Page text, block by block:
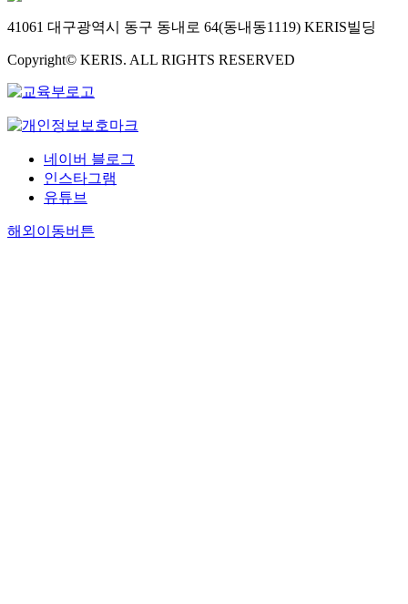
41061 대구광역시 동구 동내로 64(동내동1119) KERIS빌딩
Copyright© KERIS. ALL RIGHTS RESERVED
네이버 블로그
인스타그램
유튜브
해외이동버튼